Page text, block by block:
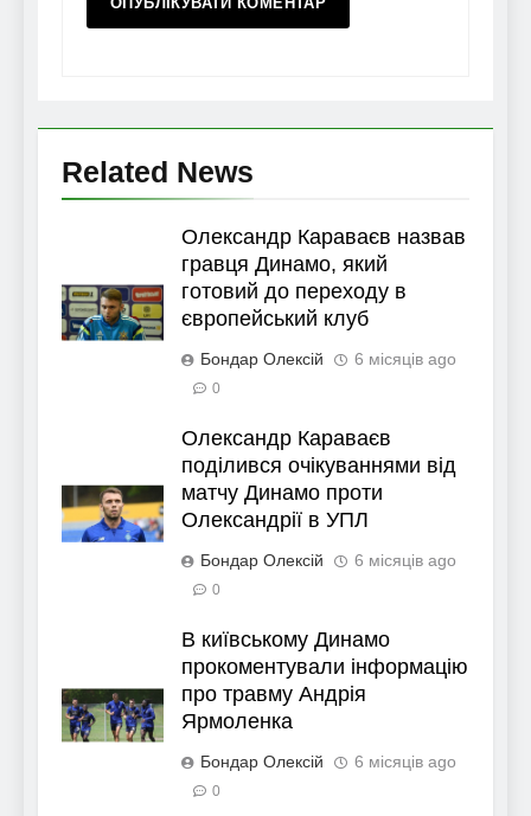
Related News
Олександр Караваєв назвав
гравця Динамо, який
готовий до переходу в
європейський клуб
Бондар Олексій 6 місяців ago
0
Олександр Караваєв
поділився очікуваннями від
матчу Динамо проти
Олександрії в УПЛ
Бондар Олексій 6 місяців ago
0
В київському Динамо
прокоментували інформацію
про травму Андрія
Ярмоленка
Бондар Олексій 6 місяців ago
0